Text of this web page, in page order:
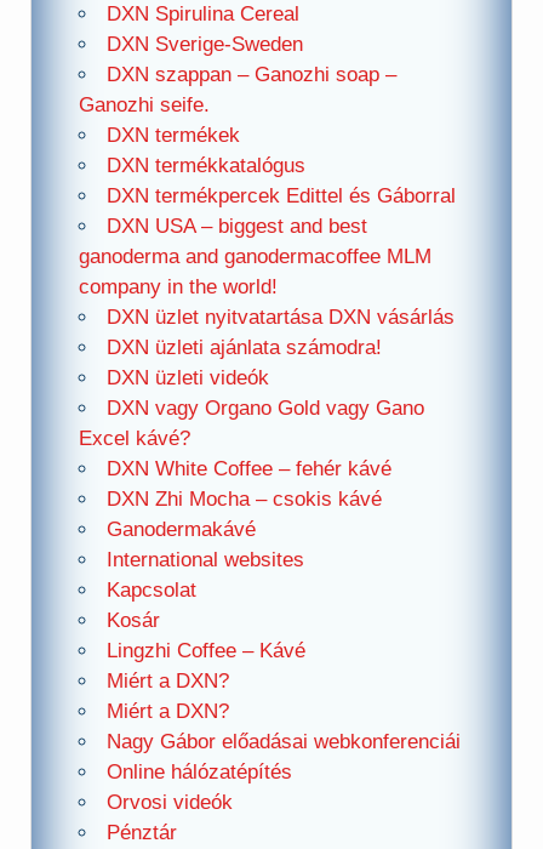
DXN Spirulina Cereal
DXN Sverige-Sweden
DXN szappan – Ganozhi soap –
Ganozhi seife.
DXN termékek
DXN termékkatalógus
DXN termékpercek Edittel és Gáborral
DXN USA – biggest and best
ganoderma and ganodermacoffee MLM
company in the world!
DXN üzlet nyitvatartása DXN vásárlás
DXN üzleti ajánlata számodra!
DXN üzleti videók
DXN vagy Organo Gold vagy Gano
Excel kávé?
DXN White Coffee – fehér kávé
DXN Zhi Mocha – csokis kávé
Ganodermakávé
International websites
Kapcsolat
Kosár
Lingzhi Coffee – Kávé
Miért a DXN?
Miért a DXN?
Nagy Gábor előadásai webkonferenciái
Online hálózatépítés
Orvosi videók
Pénztár